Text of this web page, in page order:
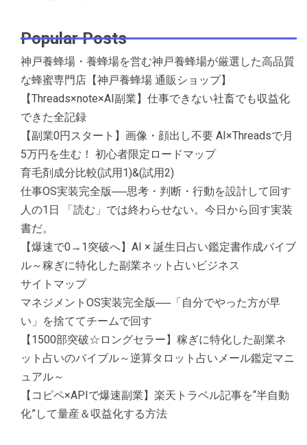
Popular Posts
神戸養蜂場・養蜂場を営む神戸養蜂場が厳選した高品質
な蜂蜜専門店【神戸養蜂場 通販ショップ】
【Threads×note×AI副業】仕事できない社畜でも収益化
できた全記録
【副業0円スタート】画像・顔出し不要 AI×Threadsで月
5万円を生む！ 初心者限定ロードマップ
育毛剤成分比較(試用1)&(試用2)
仕事OS実装完全版──思考・判断・行動を設計して回す
人の1日 「読む」では終わらせない。今日から回す実装
書だ。
【爆速で0→1突破へ】AI × 誕生日占い鑑定書作成バイブ
ル～稼ぎに特化した副業ネット占いビジネス
サイトマップ
マネジメントOS実装完全版──「自分でやった方が早
い」を捨ててチームで回す
【1500部突破☆ロングセラー】稼ぎに特化した副業ネ
ット占いのバイブル～逆算タロット占いメール鑑定マニ
ュアル～
【コピペ×APIで爆速副業】楽天トラベル記事を“半自動
化”して量産＆収益化する方法